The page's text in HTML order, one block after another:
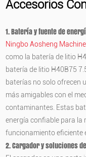
Accesorios
1.Bateríay fuente de
Ningbo Aosheng Machine
como la batería de litio
batería de litio H40B75
baterías no solo ofrecen
más amigables con el
contaminantes. Estas
energía confiable para la
funcionamiento eficiente
2.Cargadory soluciones